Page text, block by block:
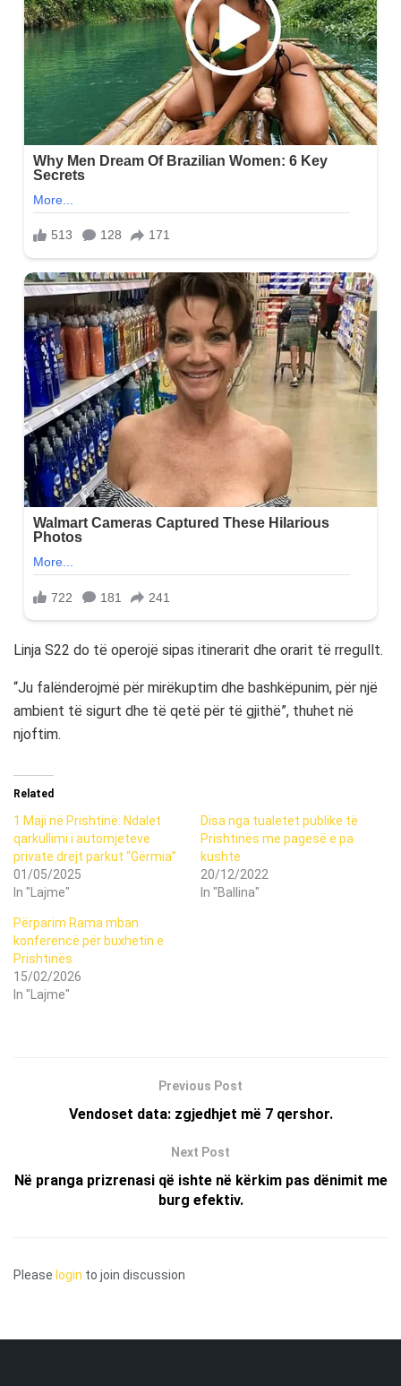
Linja S22 do të operojë sipas itinerarit dhe orarit të rregullt.
“Ju falënderojmë për mirëkuptim dhe bashkëpunim, për një
ambient të sigurt dhe të qetë për të gjithë”, thuhet në
njoftim.
Related
1 Maji në Prishtinë: Ndalet
qarkullimi i automjeteve
private drejt parkut “Gërmia”
01/05/2025
In "Lajme"
Disa nga tualetet publike të
Prishtinës me pagesë e pa
kushte
20/12/2022
In "Ballina"
Përparim Rama mban
konferencë për buxhetin e
Prishtinës
15/02/2026
In "Lajme"
Previous Post
Vendoset data: zgjedhjet më 7 qershor.
Next Post
Në pranga prizrenasi që ishte në kërkim pas dënimit me
burg efektiv.
Please login to join discussion